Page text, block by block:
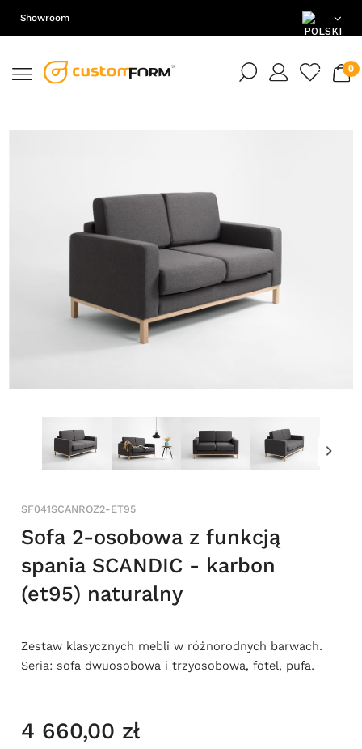
EN
PL
Showroom
SF041SCANROZ2-ET95
Sofa 2-osobowa z funkcją
spania SCANDIC - karbon
(et95) naturalny
Zestaw klasycznych mebli w różnorodnych barwach.
Seria: sofa dwuosobowa i trzyosobowa, fotel, pufa.
4 660,00 zł